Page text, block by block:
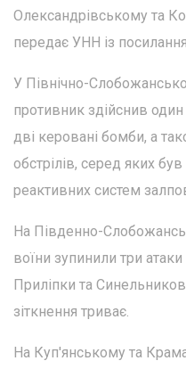
Олександрівському та
передає УНН із
У Північно-
противник здійснив
дві керовані бомби, а
обстрілів, серед яких
реактивних систем
На Південно-
воїни зупинили три
Приліпки та
зіткнення триває.
На Куп'янському та